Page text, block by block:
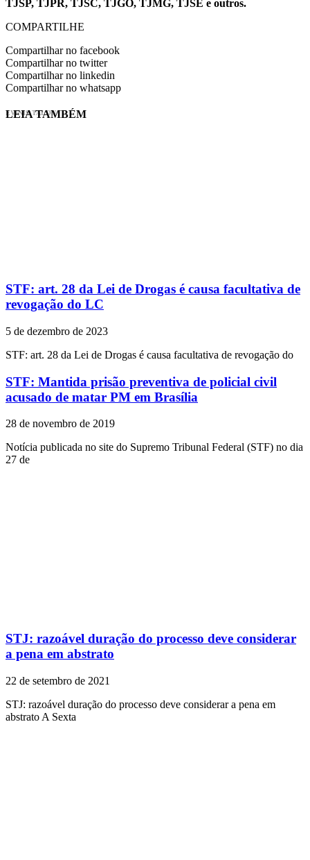
TJSP, TJPR, TJSC, TJGO, TJMG, TJSE e outros.
COMPARTILHE
Compartilhar no facebook
Compartilhar no twitter
Compartilhar no linkedin
Compartilhar no whatsapp
EVINIS TALON
LEIA TAMBÉM
STF: art. 28 da Lei de Drogas é causa facultativa de
revogação do LC
5 de dezembro de 2023
STF: art. 28 da Lei de Drogas é causa facultativa de revogação do
STF: Mantida prisão preventiva de policial civil
acusado de matar PM em Brasília
28 de novembro de 2019
Notícia publicada no site do Supremo Tribunal Federal (STF) no dia
27 de
STJ: razoável duração do processo deve considerar
a pena em abstrato
22 de setembro de 2021
STJ: razoável duração do processo deve considerar a pena em
abstrato A Sexta